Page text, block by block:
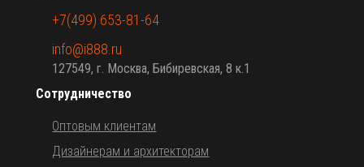
Сотрудничество
Оптовым клиентам
Дизайнерам и архитекторам
+7(499) 653-81-64
info@i888.ru
127549, г. Москва, Бибиревская, 8 к.1